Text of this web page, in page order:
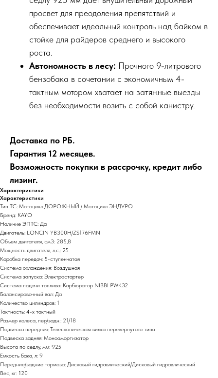
просвет для преодоления препятствий и
обеспечивает идеальный контроль над байком в
стойке для райдеров среднего и высокого
роста.
Автономность в лесу: Прочного 9-литрового
бензобака в сочетании с экономичным 4-
тактным мотором хватает на затяжные выезды
без необходимости возить с собой канистру.
Доставка по РБ.
Гарантия 12 месяцев.
Возможность покупки в рассрочку, кредит либо
лизинг.
Характеристики
Характеристики
Тип ТС: Мотоцикл ДОРОЖНЫЙ / Мотоцикл ЭНДУРО
Бренд: KAYO
Наличие ЭПТС: Да
Двигатель: LONCIN YB300H/ZS176FMN
Объем двигателя, см3: 285,8
Мощность двигателя, л.с.: 25
Коробка передач: 5-ступенчатая
Система охлаждения: Воздушная
Система запуска: Электростартер
Система подачи топлива: Карбюратор NIBBI PWK32
Балансировочный вал: Да
Количество цилиндров: 1
Тактность: 4-x тактный
Размер колеса, пер/задн.: 21/18
Подвеска передняя: Телескопическая вилка перевернутого типа
Подвеска задняя: Моноамортизатор
Высота по седлу, мм: 925
Емкость бака, л: 9
Передние/задние тормоза: Дисковый гидравлический/Дисковый гидравлический
Вес, кг: 120